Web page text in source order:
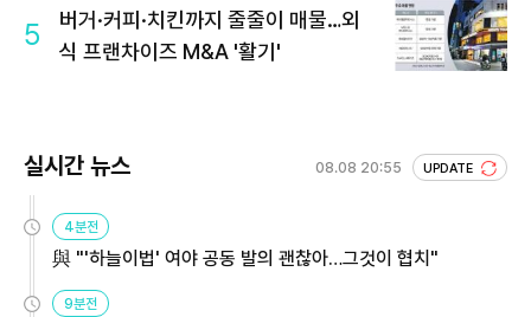
5
버거·커피·치킨까지 줄줄이 매물…외
식 프랜차이즈 M&A '활기'
실시간 뉴스 08.08 20:55 UPDATE
4분전
與 "'하늘이법' 여야 공동 발의 괜찮아…그것이 협치"
9분전